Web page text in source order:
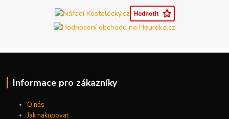
Informace pro zákazníky
O nás
Jak nakupovat